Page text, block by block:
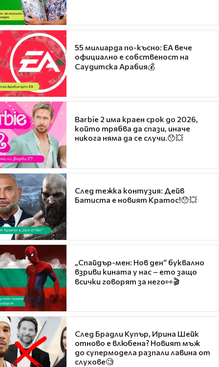
55 милиарда по-късно: EA вече
официално е собственост на
Саудитска Арабия💰
Barbie 2 има краен срок до 2026,
който трябва да спази, иначе
никога няма да се случи.😯💥
След тежка контузия: Дейв
Батиста е новият Кратос!😯💥
„Спайдър-мен: Нов ден“ буквално
взриви кината у нас – ето защо
всички говорят за него👀🎬
След Брадли Купър, Ирина Шейк
отново е влюбена? Новият мъж
до супермодела разпали лавина от
слухове🧐